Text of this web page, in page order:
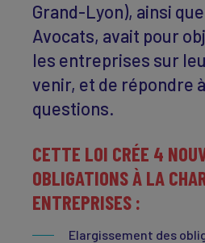
Grand-Lyon), ainsi que
Avocats, avait pour
les entreprises sur
venir, et de répondre
questions.
CETTE LOI CRÉE 4
OBLIGATIONS À LA
ENTREPRISES :
Elargissement des